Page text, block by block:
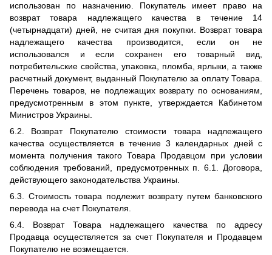
использован по назначению. Покупатель имеет право на
возврат товара надлежащего качества в течение 14
(четырнадцати) дней, не считая дня покупки. Возврат товара
надлежащего качества производится, если он не
использовался и если сохранен его товарный вид,
потребительские свойства, упаковка, пломба, ярлыки, а также
расчетный документ, выданный Покупателю за оплату Товара.
Перечень товаров, не подлежащих возврату по основаниям,
предусмотренным в этом пункте, утверждается Кабинетом
Министров Украины.
6.2. Возврат Покупателю стоимости товара надлежащего
качества осуществляется в течение 3 календарных дней с
момента получения такого Товара Продавцом при условии
соблюдения требований, предусмотренных п. 6.1. Договора,
действующего законодательства Украины.
6.3. Стоимость товара подлежит возврату путем банковского
перевода на счет Покупателя.
6.4. Возврат Товара надлежащего качества по адресу
Продавца осуществляется за счет Покупателя и Продавцем
Покупателю не возмещается.